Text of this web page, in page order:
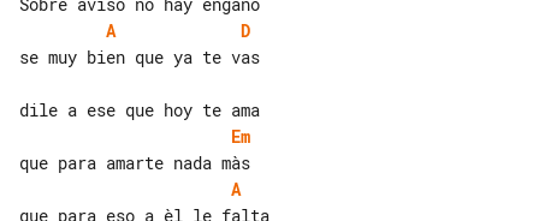
A
D
se muy bien que ya te vas
Em
A